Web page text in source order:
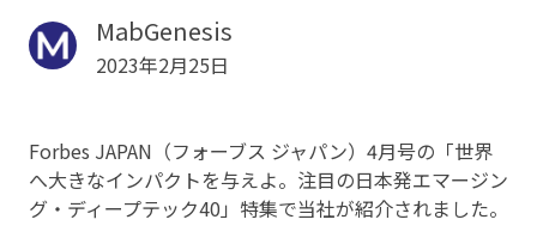
MabGenesis
2023年2月25日
Forbes JAPAN（フォーブス ジャパン）4月号の「世界
へ大きなインパクトを与えよ。注目の日本発エマージン
グ・ディープテック40」特集で当社が紹介されました。